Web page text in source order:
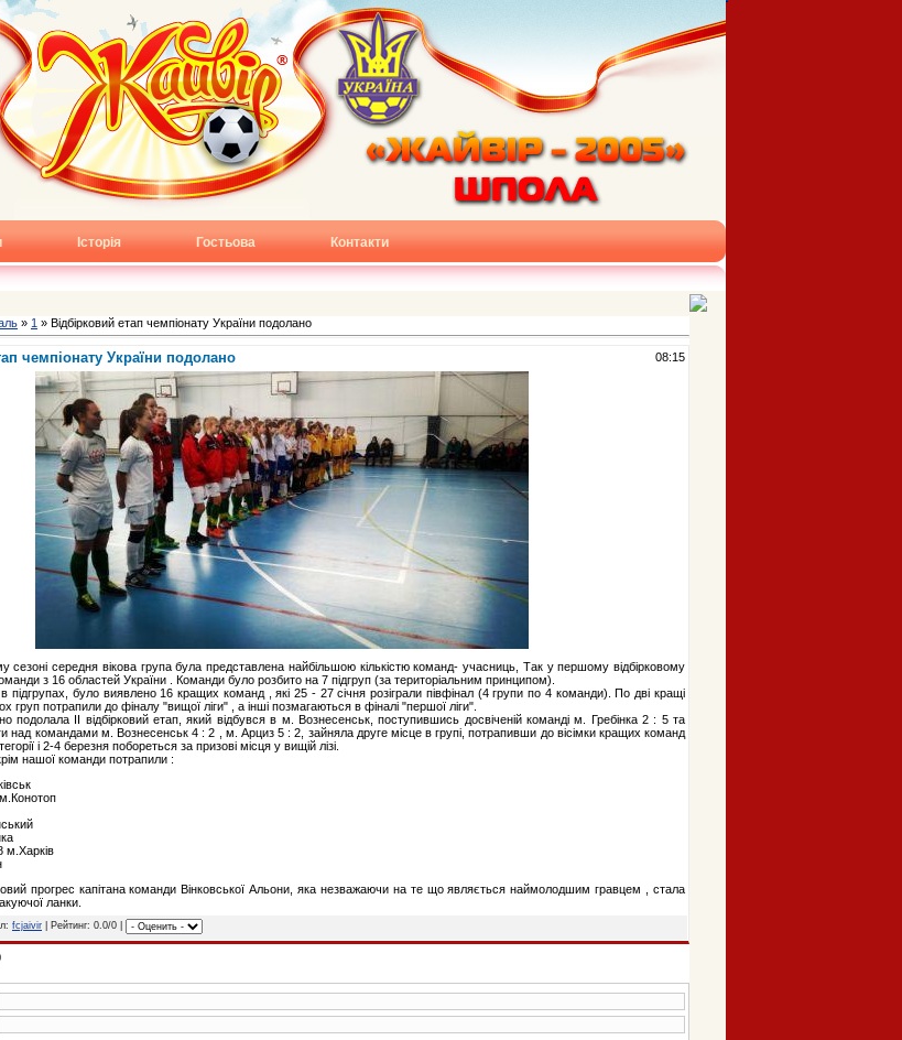
Історія Гостьова Контакти
» 1 » Відбірковий етап чемпіонату України подолано
чемпіонату України подолано 08:15
сезоні середня вікова група була представлена найбільшою кількістю команд- учасниць, Так у першому відбірковому
з 16 областей України . Команди було розбито на 7 підгруп (за територіальним принципом).
підгрупах, було виявлено 16 кращих команд , які 25 - 27 січня розіграли півфінал (4 групи по 4 команди). По дві кращі
груп потрапили до фіналу "вищої ліги" , а інші позмагаються в фіналі "першої ліги".
подолала ІІ відбірковий етап, який відбувся в м. Вознесенськ, поступившись досвіченій команді м. Гребінка 2 : 5 та
над командами м. Вознесенськ 4 : 2 , м. Арциз 5 : 2, зайняла друге місце в групі, потрапивши до вісімки кращих команд
і 2-4 березня побореться за призові місця у вищій лізі.
нашої команди потрапили :
прогрес капітана команди Вінковської Альони, яка незважаючи на те що являється наймолодшим гравцем , стала
ланки.
fcjaivir | Рейтинг: 0.0/0 |